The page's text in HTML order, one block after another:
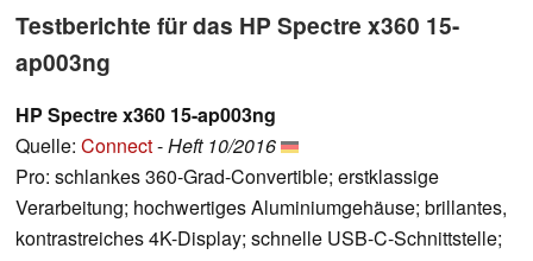
Testberichte für das HP Spectre x360 15-
ap003ng
HP Spectre x360 15-ap003ng
Quelle: Connect-Heft 10/2016
Pro: schlankes 360-Grad-Convertible; erstklassige
Verarbeitung; hochwertiges Aluminiumgehäuse; brillantes,
kontrastreiches 4K-Display; schnelle USB-C-Schnittstelle;